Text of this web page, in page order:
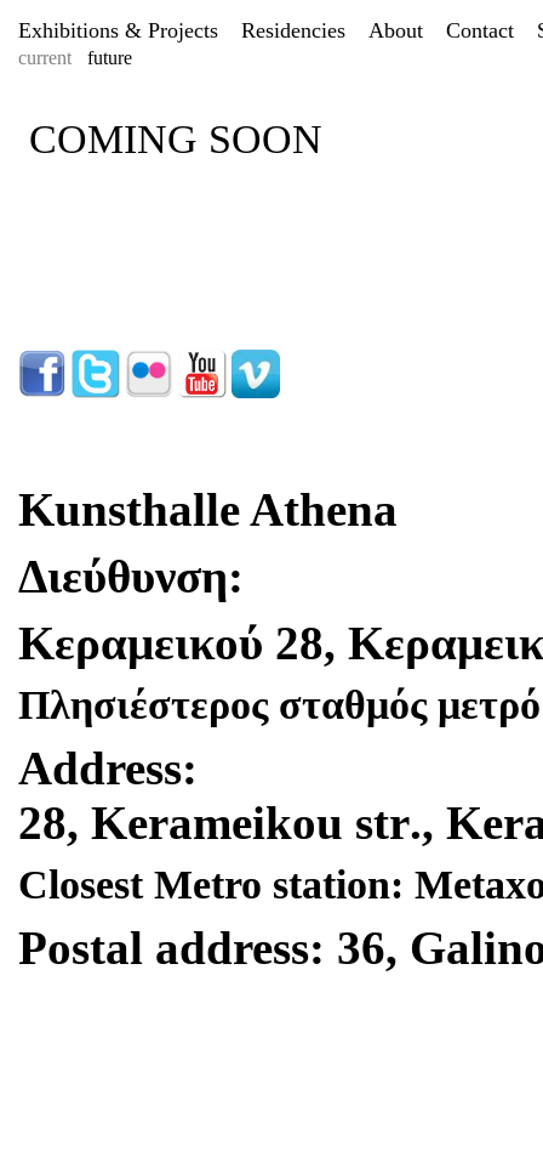
Exhibitions & Projects Residencies About Contact
current future
COMING SOON
Kunsthalle Athena
Διεύθυνση:
Κεραμεικού 28,
Πλησιέστερος σταθμός
Address:
28, Kerameikou str.,
Closest Metro station:
Postal address: 36,